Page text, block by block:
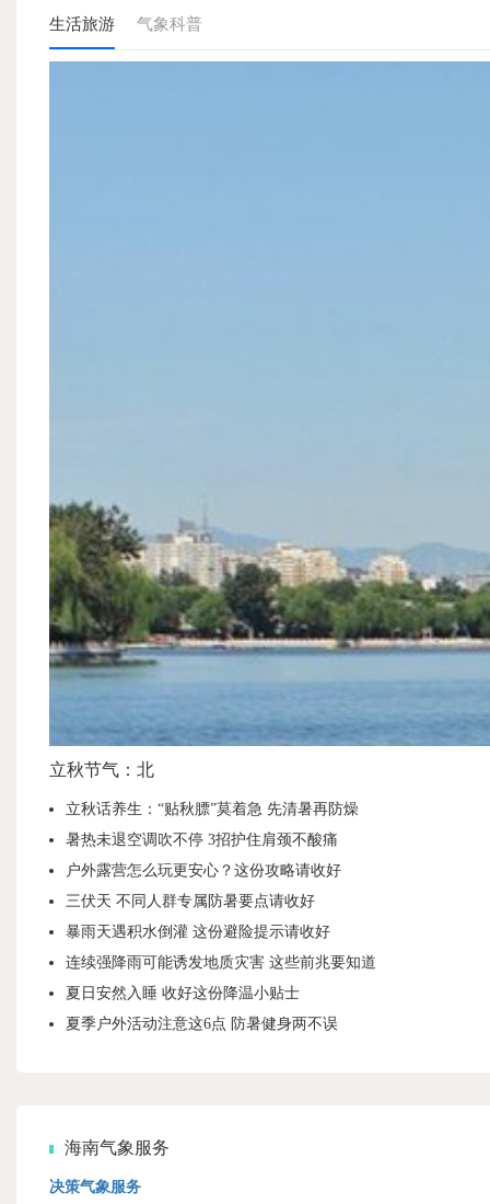
生活旅游 气象科普
立秋节气：北
立秋话养生：“贴秋膘”莫着急 先清暑再防燥
暑热未退空调吹不停 3招护住肩颈不酸痛
户外露营怎么玩更安心？这份攻略请收好
三伏天 不同人群专属防暑要点请收好
暴雨天遇积水倒灌 这份避险提示请收好
连续强降雨可能诱发地质灾害 这些前兆要知道
夏日安然入睡 收好这份降温小贴士
夏季户外活动注意这6点 防暑健身两不误
海南气象服务
决策气象服务